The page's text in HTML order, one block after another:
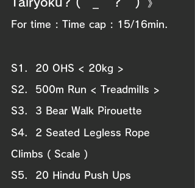
》
For time : Time cap : 15/16min.
S1.  20 OHS < 20kg >
S2.  500m Run < Treadmills >
S3.  3 Bear Walk Pirouette
S4.  2 Seated Legless Rope
Climbs ( Scale )
S5.  20 Hindu Push Ups